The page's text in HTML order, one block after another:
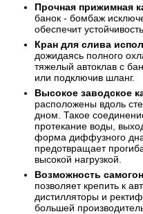
Прочная прижимная
банок - бомбаж
обеспечит
Кран для слива
дожидаясь полного
тяжелый автоклав с
или подключив шланг.
Высокое заводское
расположены вдоль
дном. Такое
протекание воды,
форма диффузного дна
предотвращает
высокой нагрузкой.
Возможность
позволяет крепить к
дистилляторы и
большей